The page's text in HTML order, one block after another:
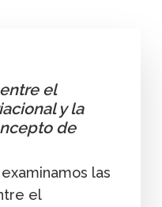
el
y la
de
las
el